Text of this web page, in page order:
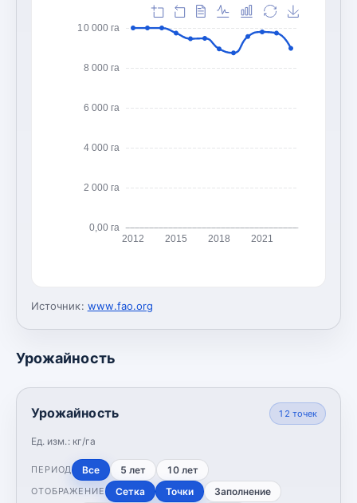
0,00 га
2 000 га
4 000 га
6 000 га
8 000 га
10 000 га
2012 2015 2018 2021
Источник: www.fao.org
Урожайность
Урожайность
Ед. изм.: кг/га
12 точек
ПЕРИОД Все 5 лет 10 лет
ОТОБРАЖЕНИЕ Сетка Точки Заполнение